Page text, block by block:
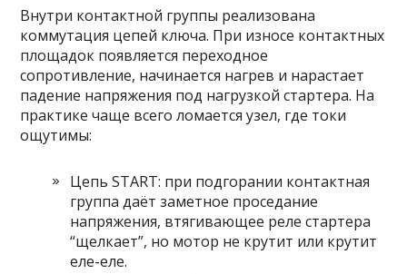
Внутри контактной группы реализована
коммутация цепей ключа. При износе контактных
площадок появляется переходное
сопротивление, начинается нагрев и нарастает
падение напряжения под нагрузкой стартера. На
практике чаще всего ломается узел, где токи
ощутимы:
Цепь START: при подгорании контактная
группа даёт заметное проседание
напряжения, втягивающее реле стартера
“щелкает”, но мотор не крутит или крутит
еле-еле.